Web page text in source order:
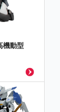
機動型